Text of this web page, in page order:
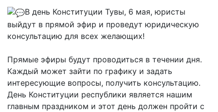
В день Конституции Тувы, 6 мая, юристы
выйдут в прямой эфир и проведут юридическую
консультацию для всех желающих!
Прямые эфиры будут проводиться в течении дня.
Каждый может зайти по графику и задать
интересующие вопросы, получить консультацию.
День Конституции республики является нашим
главным праздником и этот день должен пройти с